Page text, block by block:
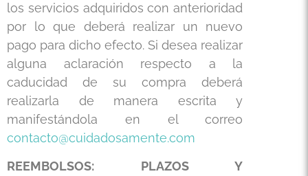
los servicios adquiridos con anterioridad
por lo que deberá realizar un nuevo
pago para dicho efecto. Si desea realizar
alguna aclaración respecto a la
caducidad de su compra deberá
realizarla de manera escrita y
manifestándola en el correo
contacto@cuidadosamente.com
REEMBOLSOS: PLAZOS Y